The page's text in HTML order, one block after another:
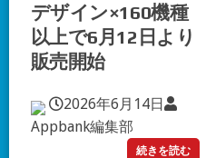
デザイン×160機種
以上で6月12日より
販売開始
2026年6月14日
Appbank編集部
続きを読む